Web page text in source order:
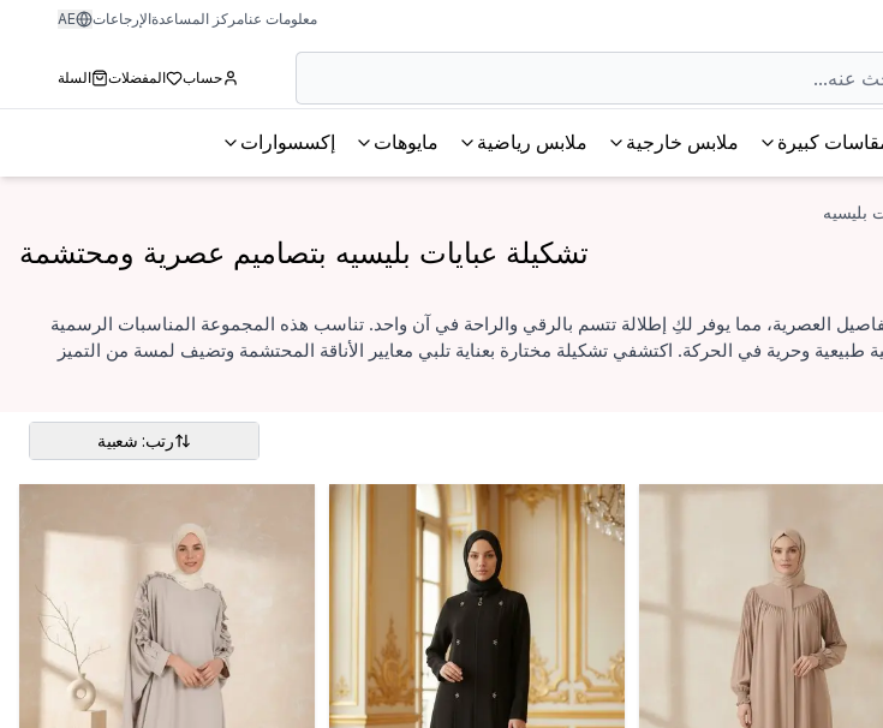
معلومات عنامركز المساعدةالإرجاعات AE
حساب المفضلات السلة
كبيرة ملابس خارجية ملابس رياضية مايوهات إكسسوارات
بليسيه
تشكيلة عبايات بليسيه بتصاميم عصرية ومحتشمة
العصرية، مما يوفر لكِ إطلالة تتسم بالرقي والراحة في آن واحد. تناسب هذه المجموعة المناسبات الرسمية
طبيعية وحرية في الحركة. اكتشفي تشكيلة مختارة بعناية تلبي معايير الأناقة المحتشمة وتضيف لمسة من التميز
رتب: شعبية